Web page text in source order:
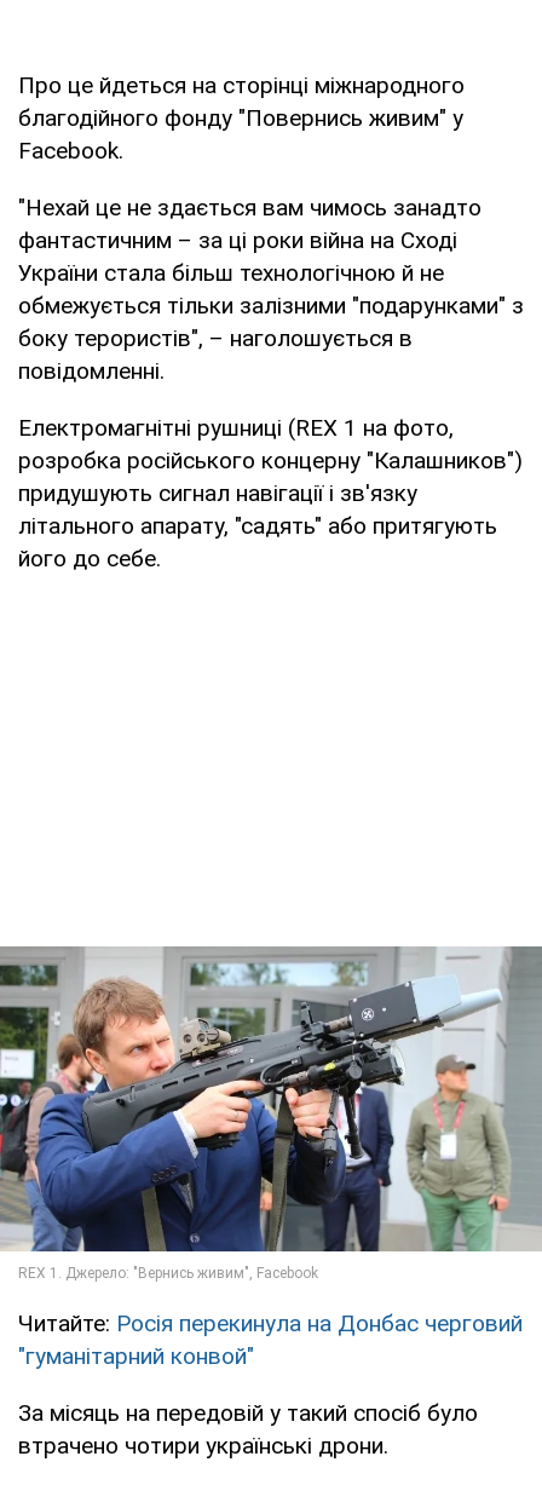
Про це йдеться на сторінці міжнародного
благодійного фонду "Повернись живим" у
Facebook.
"Нехай це не здається вам чимось занадто
фантастичним – за ці роки війна на Сході
України стала більш технологічною й не
обмежується тільки залізними "подарунками" з
боку терористів", – наголошується в
повідомленні.
Електромагнітні рушниці (REX 1 на фото,
розробка російського концерну "Калашников")
придушують сигнал навігації і зв'язку
літального апарату, "садять" або притягують
його до себе.
Читайте: Росія перекинула на Донбас черговий
"гуманітарний конвой"
За місяць на передовій у такий спосіб було
втрачено чотири українські дрони.